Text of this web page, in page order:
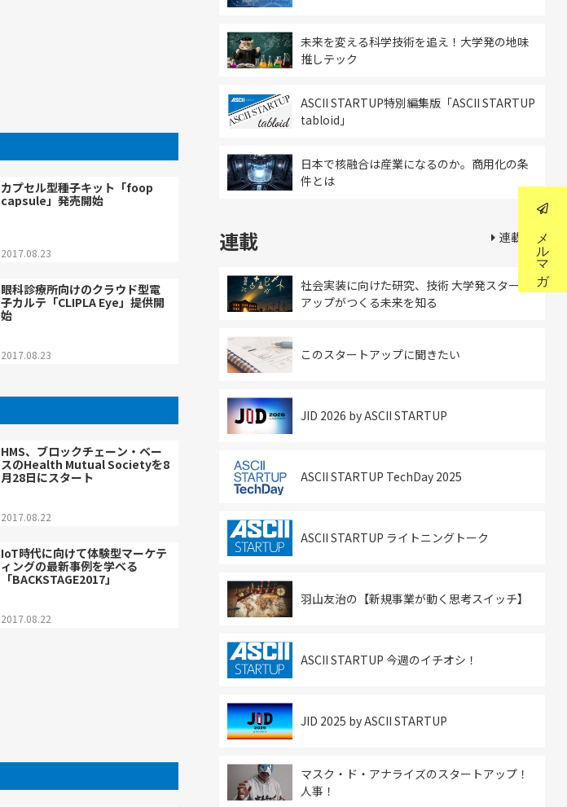
カプセル型種子キット「foop
capsule」発売開始
2017.08.23
眼科診療所向けのクラウド型電
子カルテ「CLIPLA Eye」提供開
始
2017.08.23
HMS、ブロックチェーン・ベー
スのHealth Mutual Societyを8
月28日にスタート
2017.08.22
IoT時代に向けて体験型マーケテ
ィングの最新事例を学べる
「BACKSTAGE2017」
2017.08.22
未来を変える科学技術を追え！大学発の地味
推しテック
ASCII STARTUP特別編集版「ASCII STARTUP
tabloid」
日本で核融合は産業になるのか。商用化の条
件とは
連載
社会実装に向けた研究、技術 大学発スタート
アップがつくる未来を知る
このスタートアップに聞きたい
JID 2026 by ASCII STARTUP
ASCII STARTUP TechDay 2025
ASCII STARTUP ライトニングトーク
羽山友治の【新規事業が動く思考スイッチ】
ASCII STARTUP 今週のイチオシ！
JID 2025 by ASCII STARTUP
マスク・ド・アナライズのスタートアップ！
人事！
連載一覧